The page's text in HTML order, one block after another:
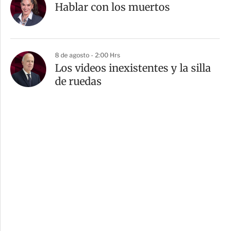
Hablar con los muertos
8 de agosto - 2:00 Hrs
Los videos inexistentes y la silla
de ruedas